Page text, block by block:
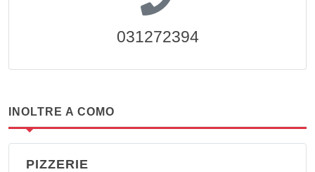
031272394
INOLTRE A COMO
PIZZERIE